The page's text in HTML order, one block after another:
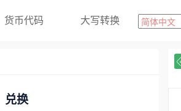
货币代码 大写转换
兑换